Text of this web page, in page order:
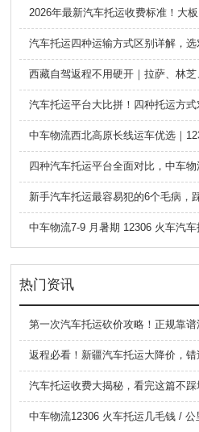
2026年最新汽车托运收费标准！大
汽车托运四种运输方式区别详解，
汽车托运平台大比拼！四种托运方
中车物流西北高原长线运车优选｜
四种汽车托运平台全面对比，中车
新手汽车托运最容易犯的6个毛病，
热门资讯
第一次汽车托运砍价攻略！正规靠
返程必看！新疆汽车托运大降价，错
汽车托运收费大揭秘，看完这篇不踩
中车物流12306 火车托运几毛钱 /